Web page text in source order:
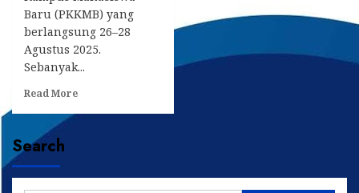
Baru (PKKMB) yang
berlangsung 26–28
Agustus 2025.
Sebanyak...
Read MoreRead
Tekankan
Search